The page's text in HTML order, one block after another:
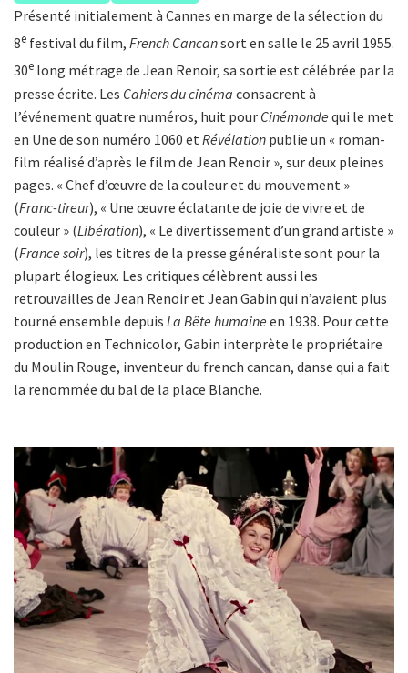
Présenté initialement à Cannes en marge de la sélection du
8e festival du film, French Cancansort en salle le 25 avril 1955.
30e long métrage de Jean Renoir, sa sortie est célébrée par la
presse écrite. Les Cahiers du cinéma consacrent à
l’événement quatre numéros, huit pour Cinémonde qui le met
en Une de son numéro 1060 et Révélation publie un « roman-
film réalisé d’après le film de Jean Renoir », sur deux pleines
pages. « Chef d’œuvre de la couleur et du mouvement »
(Franc-tireur), « Une œuvre éclatante de joie de vivre et de
couleur » (Libération), « Le divertissement d’un grand artiste »
(France soir), les titres de la presse généraliste sont pour la
plupart élogieux. Les critiques célèbrent aussi les
retrouvailles de Jean Renoir et Jean Gabin qui n’avaient plus
tourné ensemble depuis La Bête humaine en 1938. Pour cette
production en Technicolor, Gabin interprète le propriétaire
du Moulin Rouge, inventeur du french cancan, danse qui a fait
la renommée du bal de la place Blanche.